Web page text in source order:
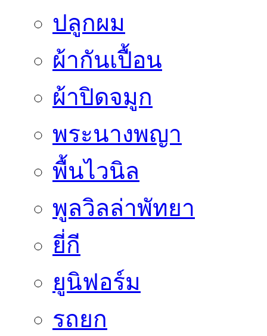
ปลูกผม
ผ้ากันเปื้อน
ผ้าปิดจมูก
พระนางพญา
พื้นไวนิล
พูลวิลล่าพัทยา
ยี่กี
ยูนิฟอร์ม
รถยก